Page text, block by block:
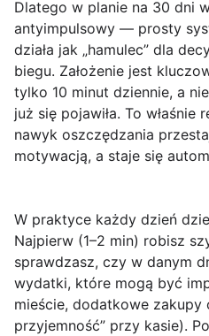
Dlatego w planie na 30 dni
antyimpulsowy — prosty
działa jak „hamulec” dla
biegu. Założenie jest
tylko 10 minut dziennie, a
już się pojawiła. To właśnie
nawyk oszczędzania
motywacją, a staje się
W praktyce każdy dzień
Najpierw (1–2 min) robisz
sprawdzasz, czy w danym
wydatki, które mogą być
mieście, dodatkowe zakupy
przyjemność” przy kasie).